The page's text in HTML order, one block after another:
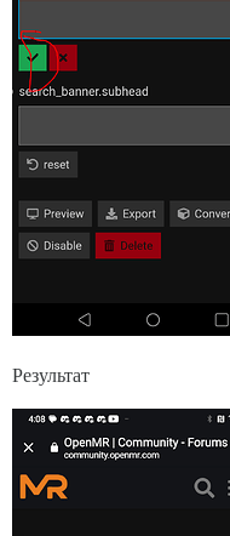
Результат